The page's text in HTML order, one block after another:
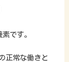
です。
正常な働きと